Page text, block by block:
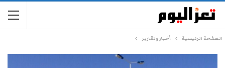
الصفحة الرئيسية أخبار وتقارير